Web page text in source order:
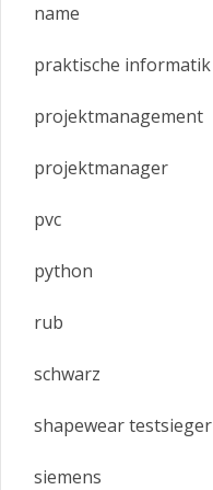
name
praktische informatik
projektmanagement
projektmanager
pvc
python
rub
schwarz
shapewear testsieger
siemens